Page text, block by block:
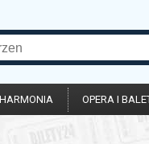
OPERA I